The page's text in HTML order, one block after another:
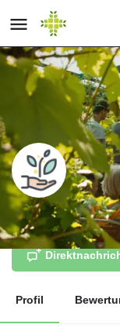
Grünkraft
Profil